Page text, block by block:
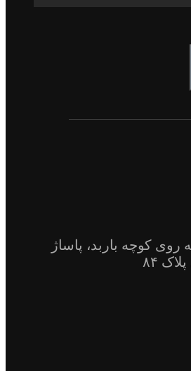
روی کوچه باربد، پاساژ
۸۴